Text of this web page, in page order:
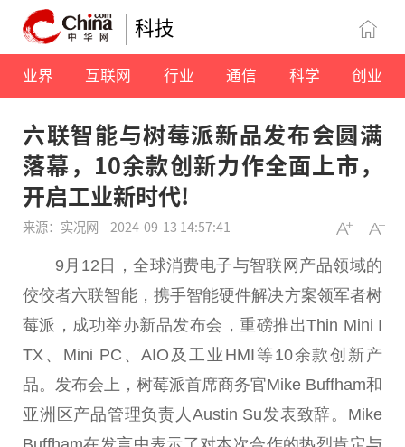
科技
业界 互联网 行业 通信 科学 创业
六联智能与树莓派新品发布会圆满
落幕，10余款创新力作全面上市，
开启工业新时代!
来源：实况网 2024-09-13 14:57:41
9月12日，全球消费电子与智联网产品领域的
佼佼者六联智能，携手智能硬件解决方案领军者树
莓派，成功举办新品发布会，重磅推出Thin Mini I
TX、Mini PC、AIO及工业HMI等10余款创新产
品。发布会上，树莓派首席商务官Mike Buffham和
亚洲区产品管理负责人Austin Su发表致辞。Mike